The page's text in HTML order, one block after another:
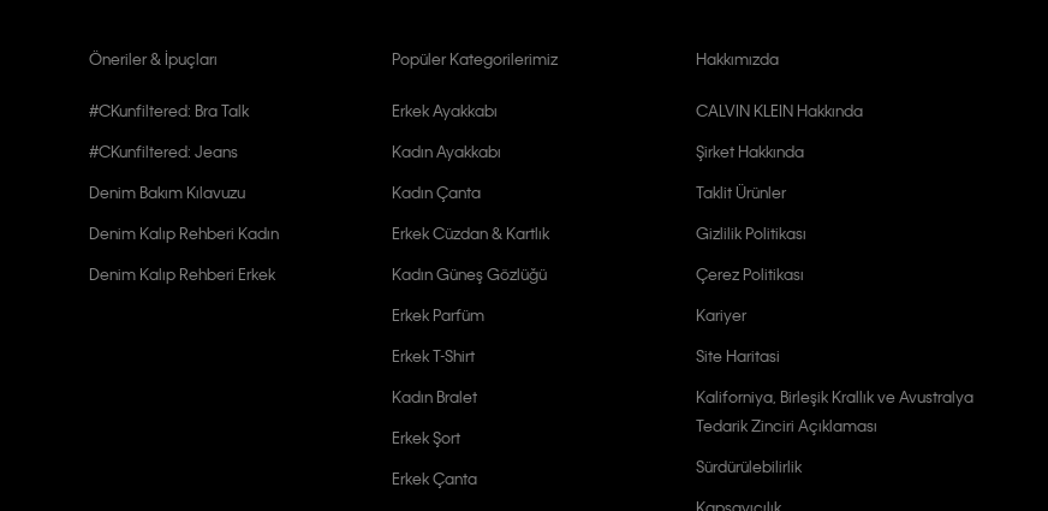
Öneriler & İpuçları
#CKunfiltered: Bra Talk
#CKunfiltered: Jeans
Denim Bakım Kılavuzu
Denim Kalıp Rehberi Kadın
Denim Kalıp Rehberi Erkek
Popüler Kategorilerimiz
Erkek Ayakkabı
Kadın Ayakkabı
Kadın Çanta
Erkek Cüzdan & Kartlık
Kadın Güneş Gözlüğü
Erkek Parfüm
Erkek T-Shirt
Kadın Bralet
Erkek Şort
Erkek Çanta
Hakkımızda
CALVIN KLEIN Hakkında
Şirket Hakkında
Taklit Ürünler
Gizlilik Politikası
Çerez Politikası
Kariyer
Site Haritasi
Kaliforniya, Birleşik Krallık ve Avustralya
Tedarik Zinciri Açıklaması
Sürdürülebilirlik